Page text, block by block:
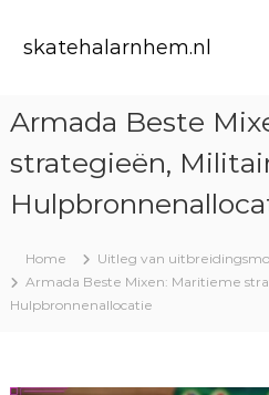
skatehalarnhem.nl
Armada Beste
strategieën,
Home
Uitleg van
Armada Beste Mixen: Maritieme
Hulpbronnenallocatie